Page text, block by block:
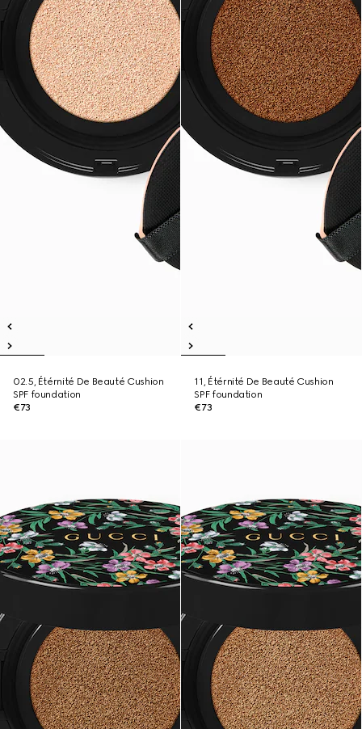
02.5, Étérnité De Beauté Cushion
SPF foundation
€73
11, Étérnité De Beauté Cushion
SPF foundation
€73